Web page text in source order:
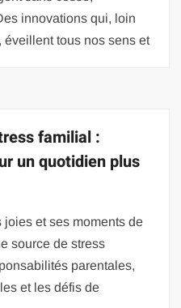
innovations qui, loin
tous nos sens et
familial :
un quotidien plus
et ses moments de
source de stress
parentales,
et les défis de